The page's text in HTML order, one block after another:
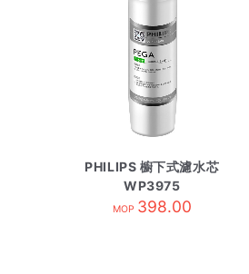
PHILIPS 櫥下式濾水芯
WP3975
MOP 398.00